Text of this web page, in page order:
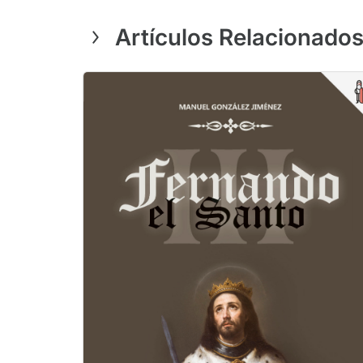
Artículos Relacionados